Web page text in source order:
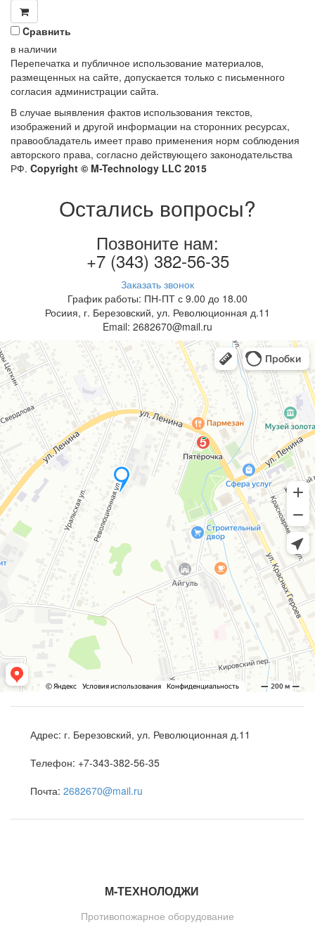
Cравнить
в наличии
Перепечатка и публичное использование материалов,
размещенных на сайте, допускается только с письменного
согласия администрации сайта.
В случае выявления фактов использования текстов,
изображений и другой информации на сторонних ресурсах,
правообладатель имеет право применения норм соблюдения
авторского права, согласно действующего законодательства
РФ. Copyright © M-Technology LLC 2015
Остались вопросы?
Позвоните нам:
+7 (343) 382-56-35
Заказать звонок
График работы: ПН-ПТ с 9.00 до 18.00
Росиия, г. Березовский, ул. Революционная д.11
Email: 2682670@mail.ru
Адрес: г. Березовский, ул. Революционная д.11
Телефон: +7-343-382-56-35
Почта: 2682670@mail.ru
М-ТЕХНОЛОДЖИ
Противопожарное оборудование